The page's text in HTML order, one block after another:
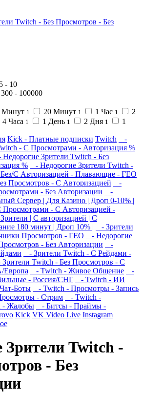
Twitch - Без Просмотров - Без
5 - 10
300 - 100000
Минут 1 20 Минут 1 1 Час 1
2
4 Часа 1 1 День 1 2 Дня 1
1
Kick - Платные подписки Twitch
-
- С Просмотрами - Авторизация %
Зрители Twitch - Без
%
- Недорогие Зрители Twitch -
С Авторизацией - Плавающие - ГЕО
Просмотров - С Авторизацией
-
- Без Авторизации
-
Сервер | Для Казино | Дроп 0-10% |
- С Авторизацией -
| С авторизацией | С
180 минут | Дроп 10% |
- Зрители
Просмотров - ГЕО
- Недорогие
- Без Авторизации
-
- Зрители Twitch - С Рейдами -
Twitch - Без Просмотров - С
Европа
- Twitch - Живое Общение
-
- Россия/СНГ
- Twitch - ИИ
Боты
- Twitch - Просмотры - Запись
- Стрим
- Twitch -
- Жалобы
- Битсы - Праймы -
Kick VK Video Live Instagram
Зрители Twitch -
- Без